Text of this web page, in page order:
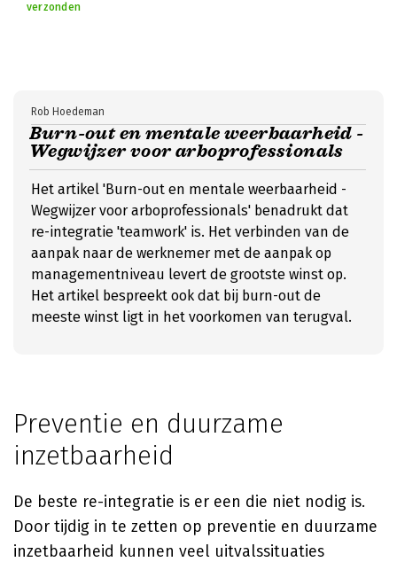
verzonden
Burn-out en mentale weerbaarheid -
Wegwijzer voor arboprofessionals
Rob Hoedeman
Het artikel 'Burn-out en mentale weerbaarheid -
Wegwijzer voor arboprofessionals' benadrukt dat
re-integratie 'teamwork' is. Het verbinden van de
aanpak naar de werknemer met de aanpak op
managementniveau levert de grootste winst op.
Het artikel bespreekt ook dat bij burn-out de
meeste winst ligt in het voorkomen van terugval.
Preventie en duurzame
inzetbaarheid
De beste re-integratie is er een die niet nodig is.
Door tijdig in te zetten op preventie en duurzame
inzetbaarheid kunnen veel uitvalssituaties